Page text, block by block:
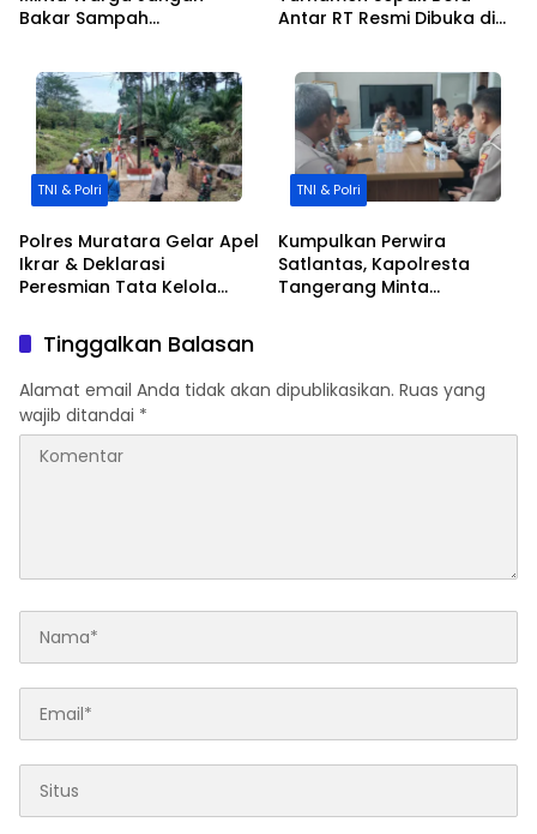
Bakar Sampah
Kebakaran
Antar RT Resmi Dibuka di
TNI & Polri
Polres Muratara Gelar Apel
Ikrar & Deklarasi
Peresmian Tata Kelola
Sesuai Permen ESDM
No.14/2025
TNI & Polri
Kumpulkan Perwira
Satlantas, Kapolresta
Tangerang Minta
Tinggalkan Balasan
Alamat email Anda tidak akan dipublikasikan. Ruas yang
wajib ditandai *